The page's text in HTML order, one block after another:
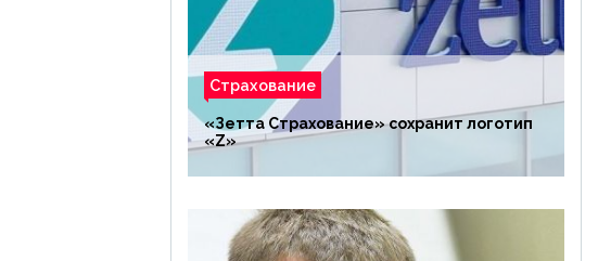
Страхование
«Зетта Страхование» сохранит логотип
«Z»